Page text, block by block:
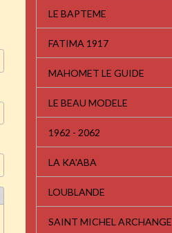
LE BAPTEME
FATIMA 1917
MAHOMET LE GUIDE
LE BEAU MODELE
1962 - 2062
LA KA'ABA
LOUBLANDE
SAINT MICHEL ARCHANGE